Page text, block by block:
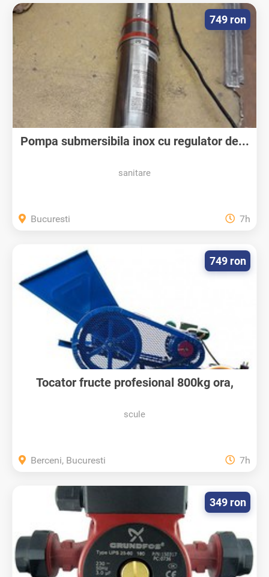
Pompa submersibila inox cu regulator de...
sanitare
749 ron
Bucuresti 7h
Tocator fructe profesional 800kg ora,
scule
749 ron
Berceni, Bucuresti 7h
349 ron